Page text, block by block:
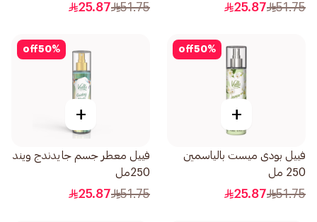
51.75
25.87
51.75
25.87
50%
off
+
فييل بودى ميست بالياسمين
250 مل
51.75
25.87
50%
off
+
فييل معطر جسم جايدندج ويند
250مل
51.75
25.87